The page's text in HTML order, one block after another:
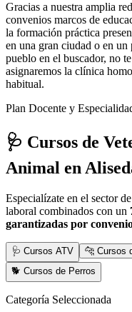
Gracias a nuestra amplia
convenios marcos de
la formación práctica
en una gran ciudad o en
pueblo en el buscador, no
asignaremos la clínica
habitual.
Plan Docente y
🩺 Cursos de
Animal en
Especialízate en el sector
laboral combinados con un
garantizadas por
🩺 Cursos ATV 🐆 Cursos
🐕 Cursos de Perros
Categoría Seleccionada